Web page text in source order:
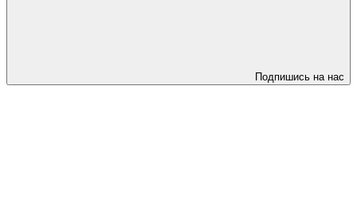
Подпишись на нас